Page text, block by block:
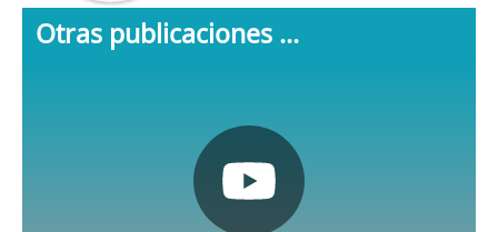
Otras publicaciones ...
Pulsa aquí